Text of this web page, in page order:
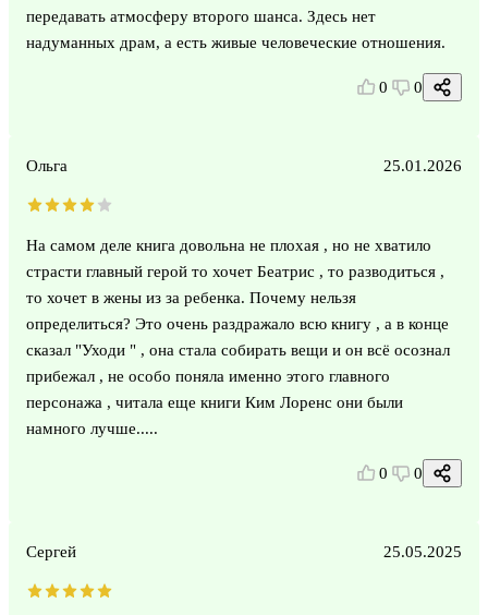
передавать атмосферу второго шанса. Здесь нет
надуманных драм, а есть живые человеческие отношения.
0 0
Ольга 25.01.2026
На самом деле книга довольна не плохая , но не хватило
страсти главный герой то хочет Беатрис , то разводиться ,
то хочет в жены из за ребенка. Почему нельзя
определиться? Это очень раздражало всю книгу , а в конце
сказал "Уходи " , она стала собирать вещи и он всё осознал
прибежал , не особо поняла именно этого главного
персонажа , читала еще книги Ким Лоренс они были
намного лучше.....
0 0
Сергей 25.05.2025